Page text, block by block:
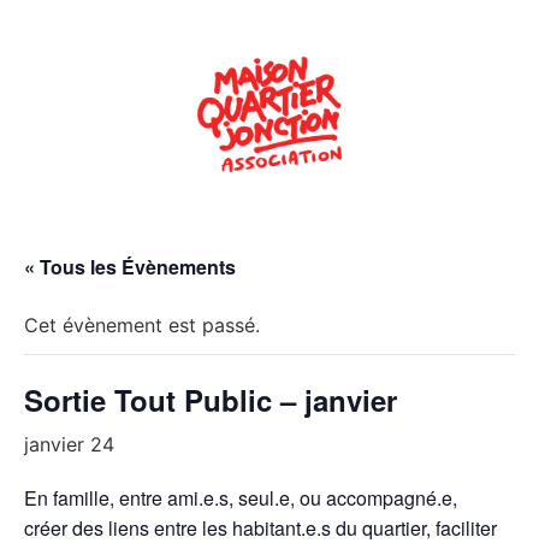
« Tous les Évènements
Cet évènement est passé.
Sortie Tout Public – janvier
janvier 24
En famille, entre ami.e.s, seul.e, ou accompagné.e,
créer des liens entre les habitant.e.s du quartier, faciliter